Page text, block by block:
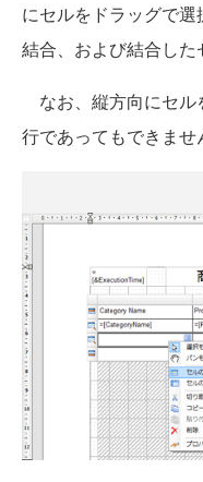
にセルをドラッグで
結合、および結合した
なお、縦方向にセル
行であってもできませ